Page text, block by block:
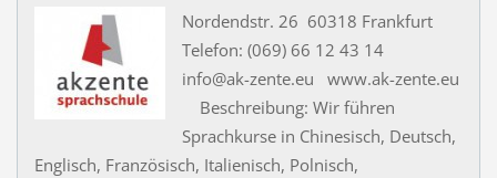
Nordendstr. 26 60318 Frankfurt
Telefon: (069) 66 12 43 14
info@ak-zente.eu www.ak-zente.eu
Beschreibung: Wir führen
Sprachkurse in Chinesisch, Deutsch,
Englisch, Französisch, Italienisch, Polnisch,